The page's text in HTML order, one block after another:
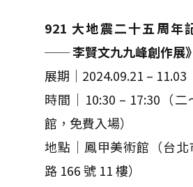
921 大地震二十五周年
── 李賢文九九峰創作展》
展期｜2024.09.21 – 11.03
時間｜10:30 – 17:30（
館，免費入場）
地點｜鳳甲美術館（台
路 166 號 11 樓）